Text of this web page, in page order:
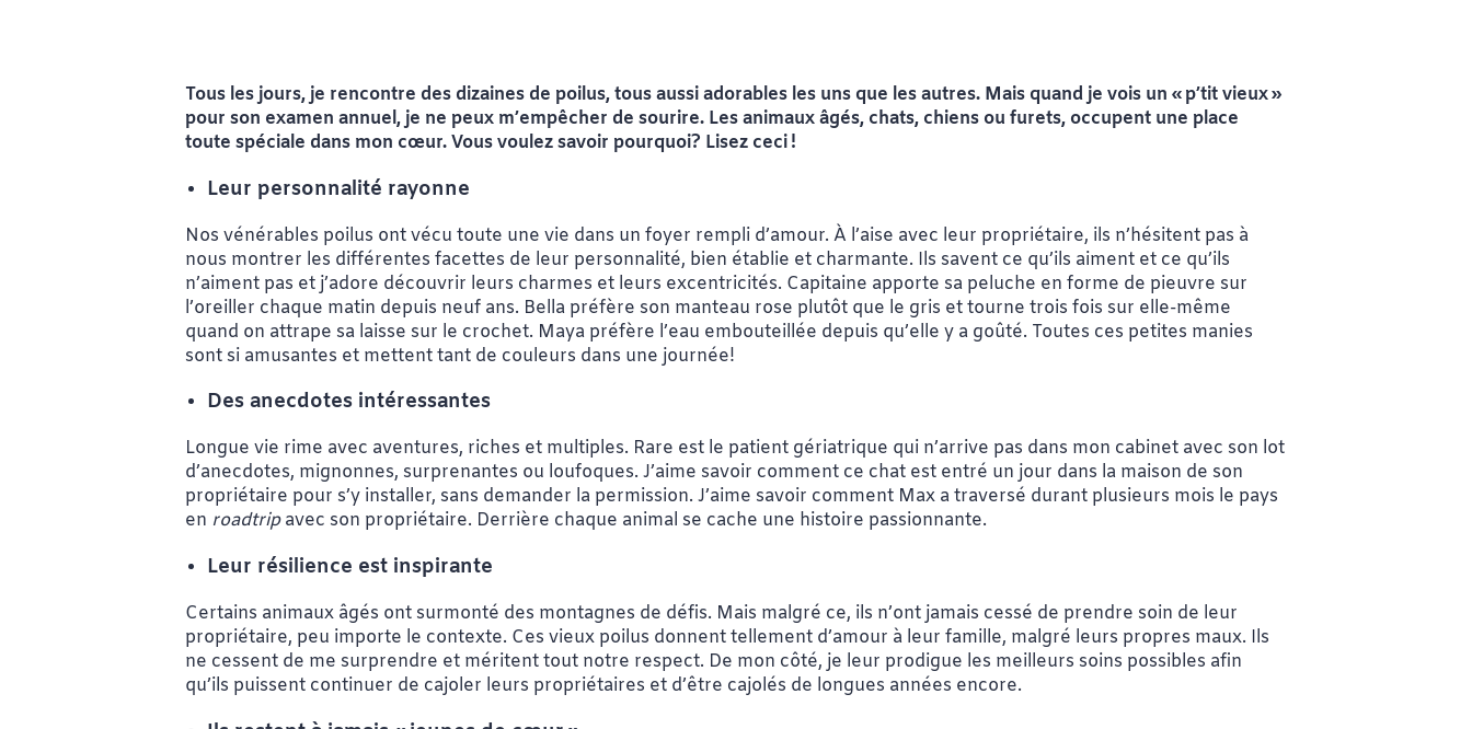
Tous les jours, je rencontre des dizaines de poilus, tous aussi adorables les uns que les autres. Mais quand je vois un « p’tit vieux »
pour son examen annuel, je ne peux m’empêcher de sourire. Les animaux âgés, chats, chiens ou furets, occupent une place
toute spéciale dans mon cœur. Vous voulez savoir pourquoi? Lisez ceci !
Leur personnalité rayonne
Nos vénérables poilus ont vécu toute une vie dans un foyer rempli d’amour. À l’aise avec leur propriétaire, ils n’hésitent pas à
nous montrer les différentes facettes de leur personnalité, bien établie et charmante. Ils savent ce qu’ils aiment et ce qu’ils
n’aiment pas et j’adore découvrir leurs charmes et leurs excentricités. Capitaine apporte sa peluche en forme de pieuvre sur
l’oreiller chaque matin depuis neuf ans. Bella préfère son manteau rose plutôt que le gris et tourne trois fois sur elle-même
quand on attrape sa laisse sur le crochet. Maya préfère l’eau embouteillée depuis qu’elle y a goûté. Toutes ces petites manies
sont si amusantes et mettent tant de couleurs dans une journée!
Des anecdotes intéressantes
Longue vie rime avec aventures, riches et multiples. Rare est le patient gériatrique qui n’arrive pas dans mon cabinet avec son lot
d’anecdotes, mignonnes, surprenantes ou loufoques. J’aime savoir comment ce chat est entré un jour dans la maison de son
propriétaire pour s’y installer, sans demander la permission. J’aime savoir comment Max a traversé durant plusieurs mois le pays
en roadtripavec son propriétaire. Derrière chaque animal se cache une histoire passionnante.
Leur résilience est inspirante
Certains animaux âgés ont surmonté des montagnes de défis. Mais malgré ce, ils n’ont jamais cessé de prendre soin de leur
propriétaire, peu importe le contexte. Ces vieux poilus donnent tellement d’amour à leur famille, malgré leurs propres maux. Ils
ne cessent de me surprendre et méritent tout notre respect. De mon côté, je leur prodigue les meilleurs soins possibles afin
qu’ils puissent continuer de cajoler leurs propriétaires et d’être cajolés de longues années encore.